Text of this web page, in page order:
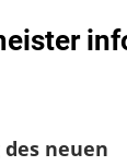
neuen